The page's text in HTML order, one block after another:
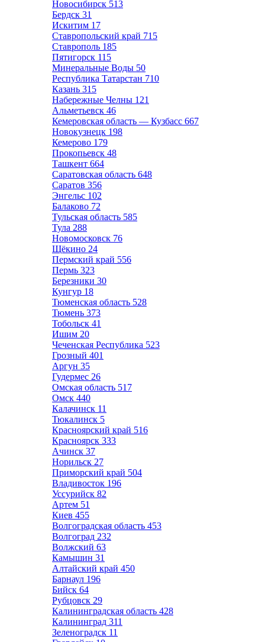
Новосибирск 513
Бердск 31
Искитим 17
Ставропольский край 715
Ставрополь 185
Пятигорск 115
Минеральные Воды 50
Республика Татарстан 710
Казань 315
Набережные Челны 121
Альметьевск 46
Кемеровская область — Кузбасс 667
Новокузнецк 198
Кемерово 179
Прокопьевск 48
Ташкент 664
Саратовская область 648
Саратов 356
Энгельс 102
Балаково 72
Тульская область 585
Тула 288
Новомосковск 76
Щёкино 24
Пермский край 556
Пермь 323
Березники 30
Кунгур 18
Тюменская область 528
Тюмень 373
Тобольск 41
Ишим 20
Чеченская Республика 523
Грозный 401
Аргун 35
Гудермес 26
Омская область 517
Омск 440
Калачинск 11
Тюкалинск 5
Красноярский край 516
Красноярск 333
Ачинск 37
Норильск 27
Приморский край 504
Владивосток 196
Уссурийск 82
Артем 51
Киев 455
Волгоградская область 453
Волгоград 232
Волжский 63
Камышин 31
Алтайский край 450
Барнаул 196
Бийск 64
Рубцовск 29
Калининградская область 428
Калининград 311
Зеленоградск 11